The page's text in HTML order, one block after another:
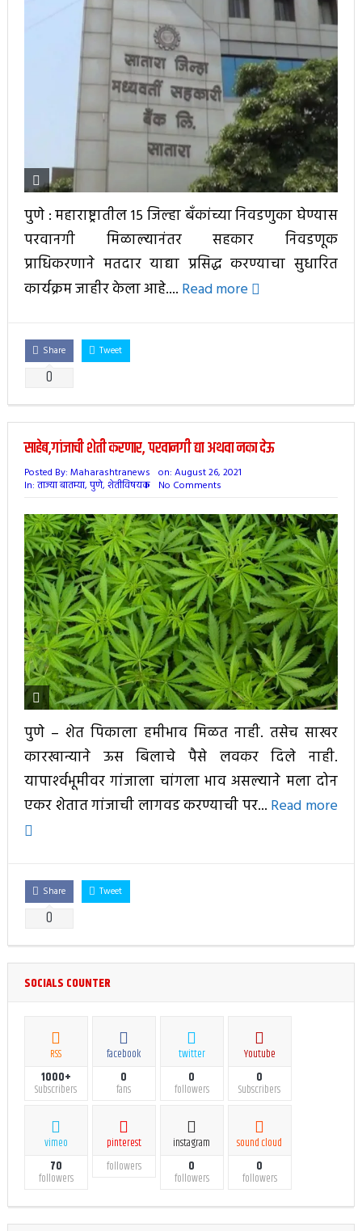
पुणे : महाराष्ट्रातील 15 जिल्हा बँकांच्या निवडणुका घेण्यास
परवानगी मिळाल्यानंतर सहकार निवडणूक
प्राधिकरणाने मतदार याद्या प्रसिद्ध करण्याचा सुधारित
कार्यक्रम जाहीर केला आहे.... Read more
Share
0
Tweet
साहेब,गांजाची शेती करणार, परवानगी द्या अथवा नका देऊ
Posted By: Maharashtranews on: August 26, 2021
In: ताज्या बातम्या, पुणे, शेतीविषयक No Comments
पुणे – शेत पिकाला हमीभाव मिळत नाही. तसेच साखर
कारखान्याने ऊस बिलाचे पैसे लवकर दिले नाही.
यापार्श्‍वभूमीवर गांजाला चांगला भाव असल्याने मला दोन
एकर शेतात गांजाची लागवड करण्याची पर... Read more
Share
0
Tweet
SOCIALS COUNTER
RSS
1000+
Subscribers
facebook
0
fans
twitter
0
followers
Youtube
0
Subscribers
vimeo
70
followers
pinterest
followers
instagram
0
followers
sound cloud
0
followers